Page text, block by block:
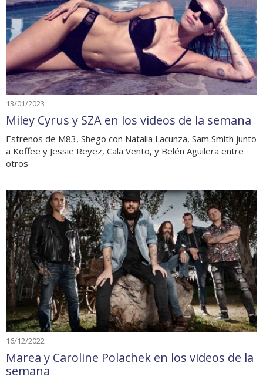
13/01/2023
Miley Cyrus y SZA en los videos de la semana
Estrenos de M83, Shego con Natalia Lacunza, Sam Smith junto
a Koffee y Jessie Reyez, Cala Vento, y Belén Aguilera entre
otros
16/12/2022
Marea y Caroline Polachek en los videos de la
semana